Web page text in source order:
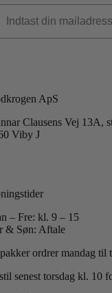
ApS
Clausens Vej 13A,
Viby J
– Fre: kl. 9 – 15
& Søn: Aftale
ordrer mandag til
senest torsdag kl. 10